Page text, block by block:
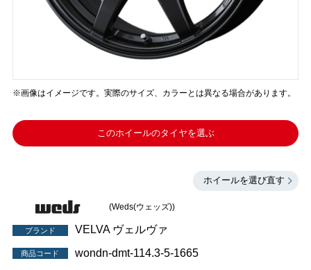
※画像はイメージです。実際のサイズ、カラーとは異なる場合があります。
このホイールのタイヤを選ぶ
ホイールを選び直す
(Weds(ウェッズ))
ブランド VELVA ヴェルヴァ
商品コード wondn-dmt-114.3-5-1665